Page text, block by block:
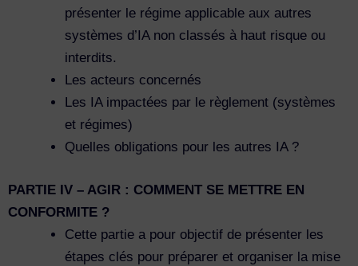
présenter le régime applicable aux autres
systèmes d’IA non classés à haut risque ou
interdits.
Les acteurs concernés
Les IA impactées par le règlement (systèmes
et régimes)
Quelles obligations pour les autres IA ?
PARTIE IV – AGIR : COMMENT SE METTRE EN
CONFORMITE ?
Cette partie a pour objectif de présenter les
étapes clés pour préparer et organiser la mise